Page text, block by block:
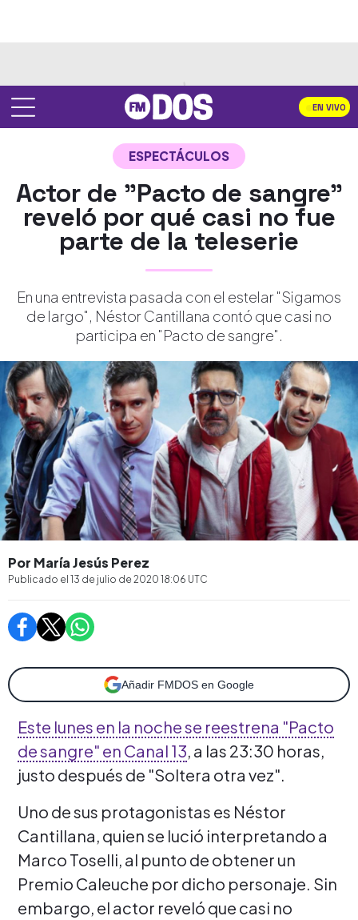
EN VIVO
ESPECTÁCULOS
Actor de "Pacto de sangre"
reveló por qué casi no fue
parte de la teleserie
En una entrevista pasada con el estelar "Sigamos
de largo", Néstor Cantillana contó que casi no
participa en "Pacto de sangre".
Por María Jesús Perez
Publicado el 13 de julio de 2020 18:06 UTC
Añadir FMDOS en Google
Este lunes en la noche se reestrena "Pacto
de sangre" en Canal 13, a las 23:30 horas,
justo después de "Soltera otra vez".
Uno de sus protagonistas es Néstor
Cantillana, quien se lució interpretando a
Marco Toselli, al punto de obtener un
Premio Caleuche por dicho personaje. Sin
embargo, el actor reveló que casi no